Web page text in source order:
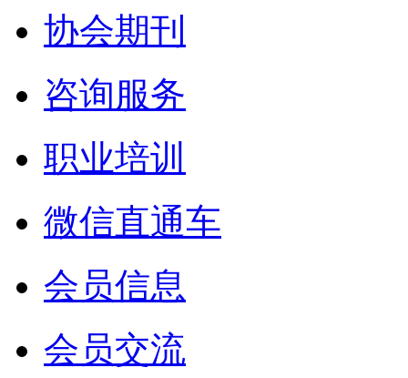
协会期刊
咨询服务
职业培训
微信直通车
会员信息
会员交流